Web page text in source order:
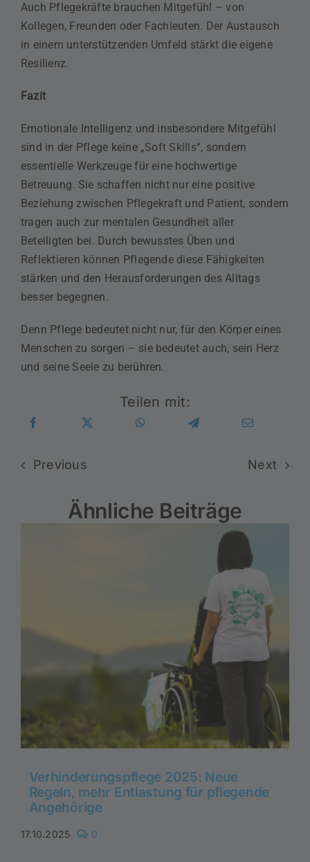
Auch Pflegekräfte brauchen Mitgefühl – von
Kollegen, Freunden oder Fachleuten. Der Austausch
in einem unterstützenden Umfeld stärkt die eigene
Resilienz.
Fazit
Emotionale Intelligenz und insbesondere Mitgefühl
sind in der Pflege keine „Soft Skills“, sondern
essentielle Werkzeuge für eine hochwertige
Betreuung. Sie schaffen nicht nur eine positive
Beziehung zwischen Pflegekraft und Patient, sondern
tragen auch zur mentalen Gesundheit aller
Beteiligten bei. Durch bewusstes Üben und
Reflektieren können Pflegende diese Fähigkeiten
stärken und den Herausforderungen des Alltags
besser begegnen.
Denn Pflege bedeutet nicht nur, für den Körper eines
Menschen zu sorgen – sie bedeutet auch, sein Herz
und seine Seele zu berühren.
Teilen mit:
Previous Next
Ähnliche Beiträge
Verhinderungspflege 2025: Neue
Regeln, mehr Entlastung für pflegende
Angehörige
17.10.2025 0